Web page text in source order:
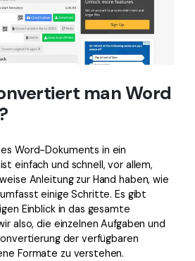
man Word
Word-Dokuments in ein
einfach und schnell, vor allem,
Anleitung zur Hand haben, wie
einige Schritte. Es gibt
Einblick in das gesamte
also, die einzelnen Aufgaben und
der verfügbaren
Formate zu verstehen.